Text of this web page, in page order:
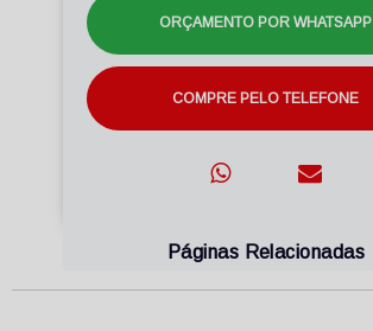
ORÇAMENTO POR WHATSAPP
COMPRE PELO TELEFONE
Páginas Relacionadas